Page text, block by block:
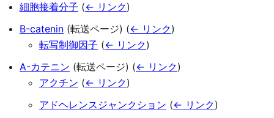
細胞接着分子 (← リンク)
Β-catenin (転送ページ) (← リンク)
転写制御因子 (← リンク)
Α-カテニン (転送ページ) (← リンク)
アクチン (← リンク)
アドヘレンスジャンクション (← リンク)